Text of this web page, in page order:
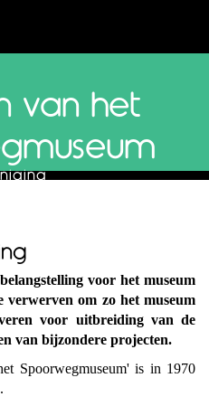
van het
voor het museum
verwerven om zo het museum
voor uitbreiding van de
van bijzondere projecten.
Spoorwegmuseum' is in 1970